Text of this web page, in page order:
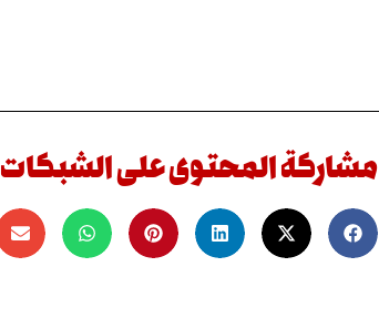
مشاركة المحتوى على الشبكات